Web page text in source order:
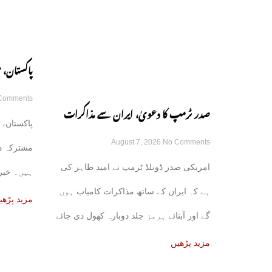
صدر ٹرمپ کا دعویٰ، ایران سے مذاکرات
کامیاب ہوں گے، آبنائے ہرمز جلد کھل جائے
August 7, 2026 No Comments
امریکی صدر ڈونلڈ ٹرمپ نے امید ظاہر کی
ہے کہ ایران کے ساتھ مذاکرات کامیاب ہوں
گے اور آبنائے ہرمز جلد دوبارہ کھول دی جائے
مزید پڑھیں
مشترکہ
مشترکہ
ہیں۔
علاقائی
مزید